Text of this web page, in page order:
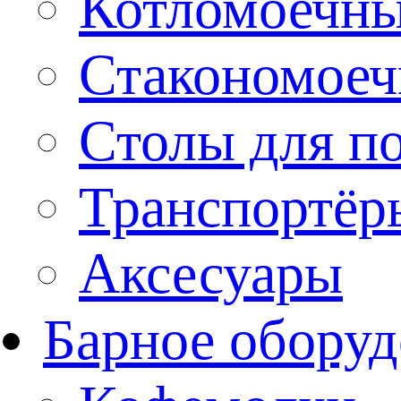
Столы для
Аксесуары
Барное